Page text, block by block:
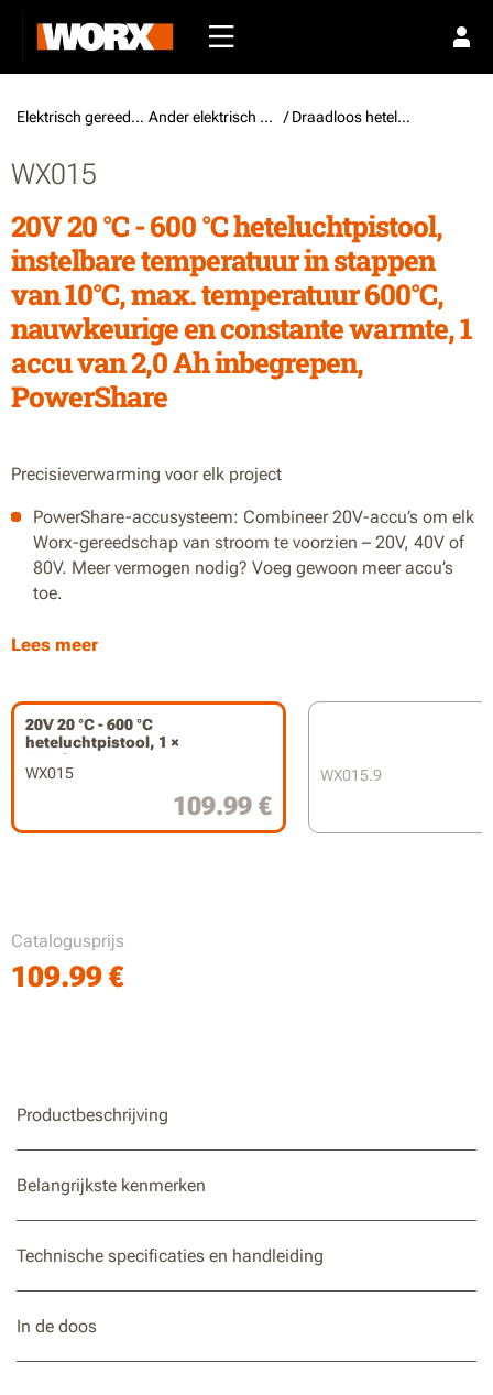
Elektrisch gereedschap / Ander elektrisch gereedschap / Draadloos heteluchtpistool
WX015
20V 20 °C - 600 °C heteluchtpistool,
instelbare temperatuur in stappen
van 10°C, max. temperatuur 600°C,
nauwkeurige en constante warmte, 1
accu van 2,0 Ah inbegrepen,
PowerShare
Precisieverwarming voor elk project
PowerShare-accusysteem: Combineer 20V-accu’s om elk
Worx-gereedschap van stroom te voorzien – 20V, 40V of
80V. Meer vermogen nodig? Voeg gewoon meer accu’s
toe.
Instelbare temperatuur in stappen van 10°C
toepassingen
Warmt op in seconden
Nauwkeurige, consistente warmte met minimale
LCD-display voor het bekijken en aanpassen van de
realtime temperatuur
Voorkomt onbedoelde activering en beschikt over
automatische uitschakeling bij oververhitting
Lees meer
20V 20 °C - 600 °C
heteluchtpistool, 1 ×
2,0 Ah accu
WX015
109.99 €
WX015.9
Catalogusprijs
109.99 €
Productbeschrijving
Belangrijkste kenmerken
Technische specificaties en handleiding
In de doos